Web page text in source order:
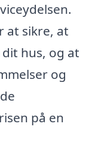
at sikre, at
hus, og at
og
på en